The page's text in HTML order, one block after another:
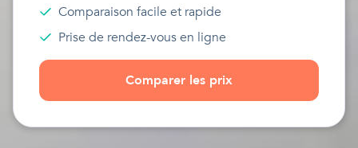
Comparaison facile et rapide
Prise de rendez-vous en ligne
Comparer les prix